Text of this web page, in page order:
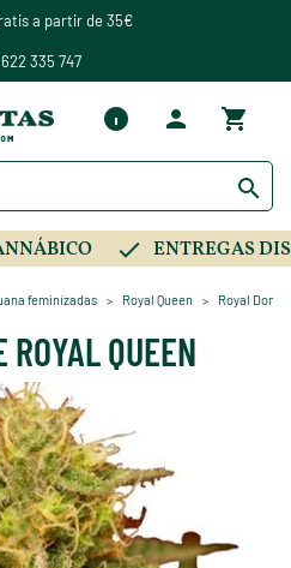
a partir de 35€
622 335 747
ENTREGAS
feminizadas Royal Queen Royal
ROYAL QUEEN